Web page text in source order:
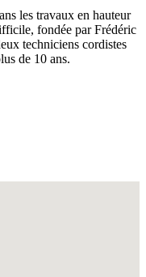
les travaux en hauteur
fondée par Frédéric
techniciens cordistes
de 10 ans.